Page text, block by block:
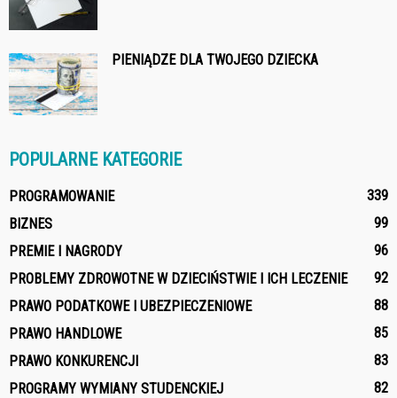
PIENIĄDZE DLA TWOJEGO DZIECKA
POPULARNE KATEGORIE
PROGRAMOWANIE
339
BIZNES
99
PREMIE I NAGRODY
96
PROBLEMY ZDROWOTNE W DZIECIŃSTWIE I ICH LECZENIE
92
PRAWO PODATKOWE I UBEZPIECZENIOWE
88
PRAWO HANDLOWE
85
PRAWO KONKURENCJI
83
PROGRAMY WYMIANY STUDENCKIEJ
82